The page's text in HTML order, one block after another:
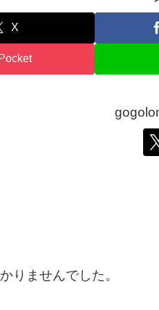
X
Pocket
りませんでした。